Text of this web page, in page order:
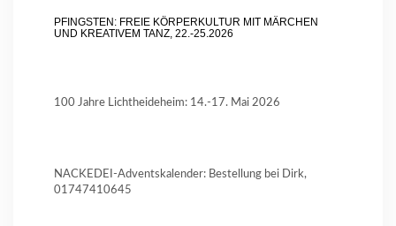
PFINGSTEN: FREIE KÖRPERKULTUR MIT MÄRCHEN
UND KREATIVEM TANZ, 22.-25.2026
100 Jahre Lichtheideheim: 14.-17. Mai 2026
NACKEDEI-Adventskalender: Bestellung bei Dirk,
01747410645